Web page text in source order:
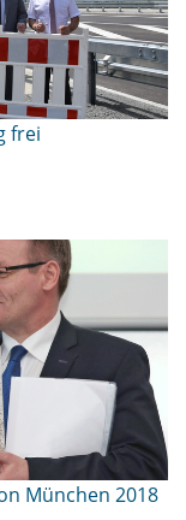
frei
München 2018